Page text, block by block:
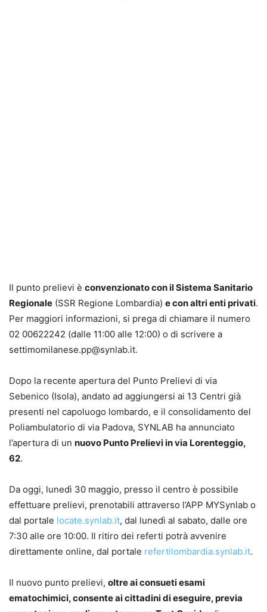
Il punto prelievi è convenzionato con il Sistema Sanitario
Regionale (SSR Regione Lombardia) e con altri enti privati.
Per maggiori informazioni, si prega di chiamare il numero
02 00622242 (dalle 11:00 alle 12:00) o di scrivere a
settimomilanese.pp@synlab.it.
Dopo la recente apertura del Punto Prelievi di via
Sebenico (Isola), andato ad aggiungersi ai 13 Centri già
presenti nel capoluogo lombardo, e il consolidamento del
Poliambulatorio di via Padova, SYNLAB ha annunciato
l’apertura di un nuovo Punto Prelievi in via Lorenteggio,
62.
Da oggi, lunedì 30 maggio, presso il centro è possibile
effettuare prelievi, prenotabili attraverso l’APP MYSynlab o
dal portale locate.synlab.it, dal lunedì al sabato, dalle ore
7:30 alle ore 10:00. Il ritiro dei referti potrà avvenire
direttamente online, dal portale refertilombardia.synlab.it.
Il nuovo punto prelievi, oltre ai consueti esami
ematochimici, consente ai cittadini di eseguire, previa